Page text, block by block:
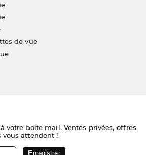
de vue
votre boîte mail. Ventes privées, offres
vous attendent !